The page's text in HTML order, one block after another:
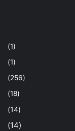
(1)
(1)
(256)
(18)
(14)
(14)